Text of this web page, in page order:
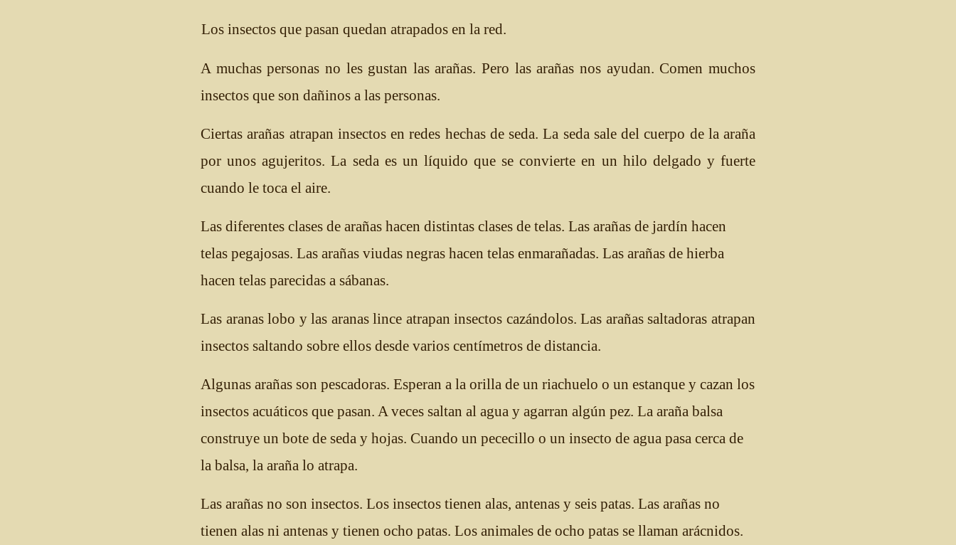
Los insectos que pasan quedan atrapados en la red.
A muchas personas no les gustan las arañas. Pero las arañas nos ayudan. Comen muchos
insectos que son dañinos a las personas.
Ciertas arañas atrapan insectos en redes hechas de seda. La seda sale del cuerpo de la araña
por unos agujeritos. La seda es un líquido que se convierte en un hilo delgado y fuerte
cuando le toca el aire.
Las diferentes clases de arañas hacen distintas clases de telas. Las arañas de jardín hacen
telas pegajosas. Las arañas viudas negras hacen telas enmarañadas. Las arañas de hierba
hacen telas parecidas a sábanas.
Las aranas lobo y las aranas lince atrapan insectos cazándolos. Las arañas saltadoras atrapan
insectos saltando sobre ellos desde varios centímetros de distancia.
Algunas arañas son pescadoras. Esperan a la orilla de un riachuelo o un estanque y cazan los
insectos acuáticos que pasan. A veces saltan al agua y agarran algún pez. La araña balsa
construye un bote de seda y hojas. Cuando un pececillo o un insecto de agua pasa cerca de
la balsa, la araña lo atrapa.
Las arañas no son insectos. Los insectos tienen alas, antenas y seis patas. Las arañas no
tienen alas ni antenas y tienen ocho patas. Los animales de ocho patas se llaman arácnidos.